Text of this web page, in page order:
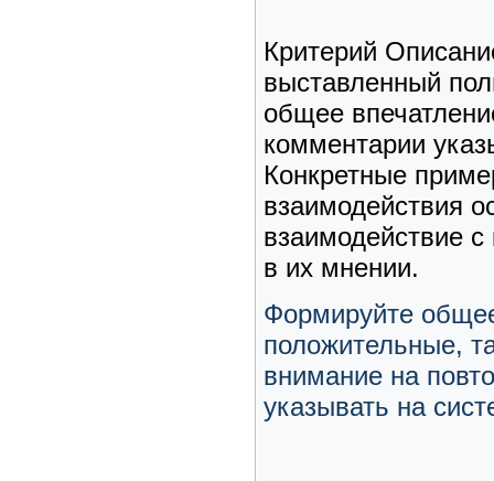
Критерий
выставленный
общее
комментарии
Конкретные
взаимодействия
взаимодействие с
в их мнении.
Формируйте
положительные,
внимание на
указывать на